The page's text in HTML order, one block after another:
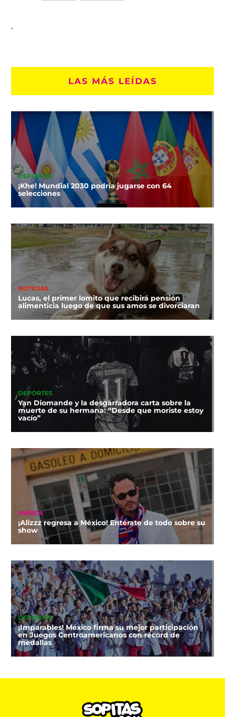
LAS MÁS LEÍDAS
DEPORTES
¡Khe! Mundial 2030 podría jugarse con 64
selecciones
NOTICIAS
Lucas, el primer lomito que recibirá pensión
alimenticia luego de que sus amos se divorciaran
DEPORTES
Yan Diomande y la desgarradora carta sobre la
muerte de su hermana: “Desde que moriste estoy
vacío”
MÚSICA
¡Alizzz regresa a México! Entérate de todo sobre su
show
DEPORTES
¡Imparables! México firma su mejor participación
en Juegos Centroamericanos con récord de
medallas